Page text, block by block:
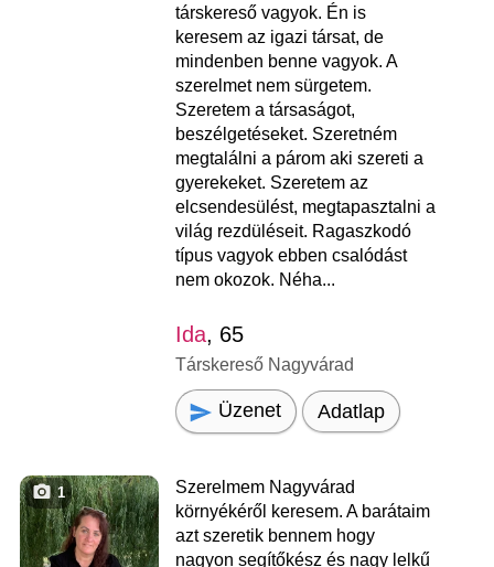
társkereső vagyok. Én is
keresem az igazi társat, de
mindenben benne vagyok. A
szerelmet nem sürgetem.
Szeretem a társaságot,
beszélgetéseket. Szeretném
megtalálni a párom aki szereti a
gyerekeket. Szeretem az
elcsendesülést, megtapasztalni a
világ rezdüléseit. Ragaszkodó
típus vagyok ebben csalódást
nem okozok. Néha...
Ida, 65
Társkereső Nagyvárad
Üzenet Adatlap
1
Szerelmem Nagyvárad
környékéről keresem. A barátaim
azt szeretik bennem hogy
nagyon segítőkész és nagy lelkű